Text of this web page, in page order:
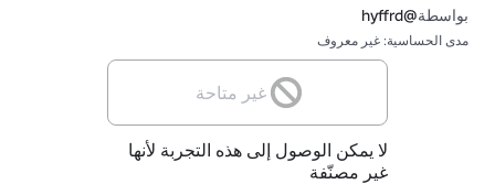
بواسطة@hyffrd
مدى الحساسية: غير معروف
غير متاحة
لا يمكن الوصول إلى هذه التجربة لأنها
غير مصنّفة